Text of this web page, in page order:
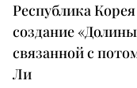
Республика
создание
связанной с
Ли